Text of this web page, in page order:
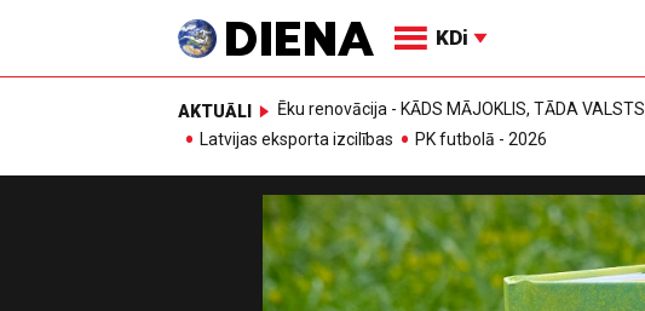
KDi
AKTUĀLI Ēku renovācija - KĀDS MĀJOKLIS, TĀDA VALSTS
Latvijas eksporta izcilības
PK futbolā - 2026